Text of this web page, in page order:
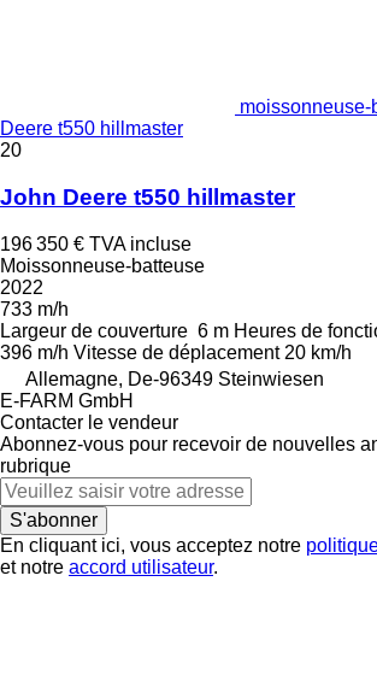
moissonneuse-
Deere t550 hillmaster
20
John Deere t550 hillmaster
196 350 € TVA incluse
Moissonneuse-batteuse
2022
733 m/h
Largeur de couverture 6 m Heures de
396 m/h Vitesse de déplacement 20 km/h
Allemagne, De-96349 Steinwiesen
E-FARM GmbH
Contacter le vendeur
Abonnez-vous pour recevoir de nouvelles
rubrique
S'abonner
En cliquant ici, vous acceptez notre
et notre accord utilisateur.